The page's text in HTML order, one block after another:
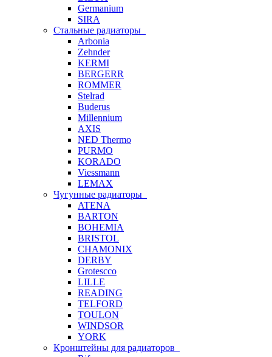
Germanium
SIRA
Стальные радиаторы
Arbonia
Zehnder
KERMI
BERGERR
ROMMER
Stelrad
Buderus
Millennium
AXIS
NED Thermo
PURMO
KORADO
Viessmann
LEMAX
Чугунные радиаторы
ATENA
BARTON
BOHEMIA
BRISTOL
CHAMONIX
DERBY
Grotescco
LILLE
READING
TELFORD
TOULON
WINDSOR
YORK
Кронштейны для радиаторов